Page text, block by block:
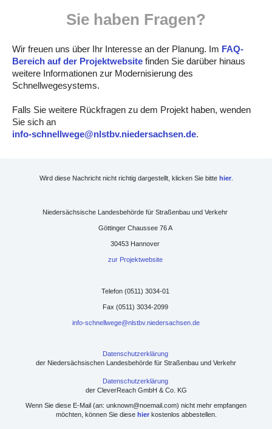
Sie haben Fragen?
Wir freuen uns über Ihr Interesse an der Planung. Im FAQ-
Bereich auf der Projektwebsite finden Sie darüber hinaus
weitere Informationen zur Modernisierung des
Schnellwegesystems.
Falls Sie weitere Rückfragen zu dem Projekt haben, wenden
Sie sich an
info-schnellwege@nlstbv.niedersachsen.de.
Wird diese Nachricht nicht richtig dargestellt, klicken Sie bitte hier.
Niedersächsische Landesbehörde für Straßenbau und Verkehr
Göttinger Chaussee 76 A
30453 Hannover
zur Projektwebsite
Telefon (0511) 3034-01
Fax (0511) 3034-2099
info-schnellwege@nlstbv.niedersachsen.de
Datenschutzerklärung
der Niedersächsischen Landesbehörde für Straßenbau und Verkehr
Datenschutzerklärung
der CleverReach GmbH & Co. KG
Wenn Sie diese E-Mail (an: unknown@noemail.com) nicht mehr empfangen
möchten, können Sie diese hierkostenlos abbestellen.